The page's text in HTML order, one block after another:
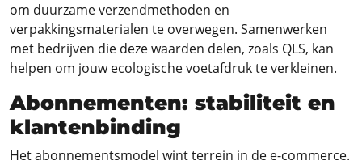
om duurzame verzendmethoden en
verpakkingsmaterialen te overwegen. Samenwerken
met bedrijven die deze waarden delen, zoals QLS, kan
helpen om jouw ecologische voetafdruk te verkleinen.
Abonnementen: stabiliteit en
klantenbinding
Het abonnementsmodel wint terrein in de e-commerce.